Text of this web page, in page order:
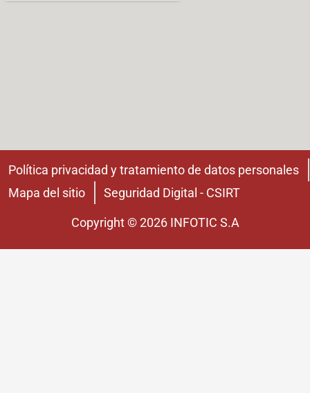
Política privacidad y tratamiento de datos personales
Mapa del sitio
Seguridad Digital - CSIRT
Copyright © 2026 INFOTIC S.A